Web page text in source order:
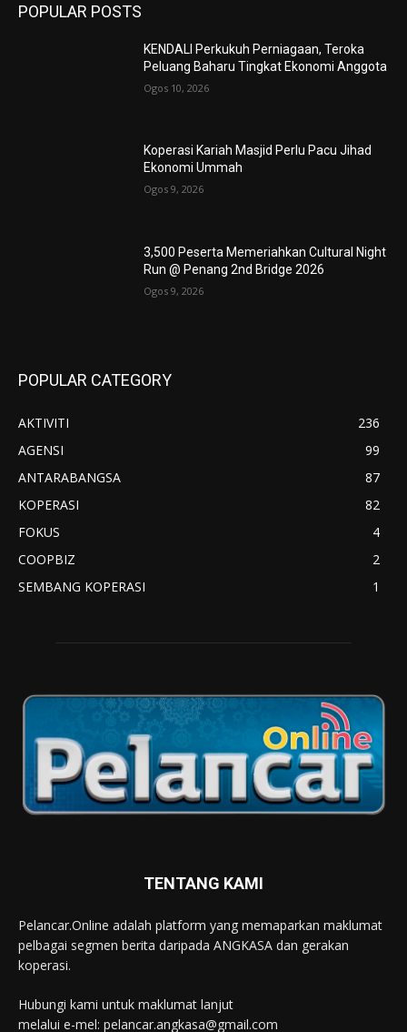
POPULAR POSTS
KENDALI Perkukuh Perniagaan, Teroka
Peluang Baharu Tingkat Ekonomi Anggota
Ogos 10, 2026
Koperasi Kariah Masjid Perlu Pacu Jihad
Ekonomi Ummah
Ogos 9, 2026
3,500 Peserta Memeriahkan Cultural Night
Run @ Penang 2nd Bridge 2026
Ogos 9, 2026
POPULAR CATEGORY
AKTIVITI
236
AGENSI
99
ANTARABANGSA
87
KOPERASI
82
FOKUS
4
COOPBIZ
2
SEMBANG KOPERASI
1
TENTANG KAMI
Pelancar.Online adalah platform yang memaparkan maklumat
pelbagai segmen berita daripada ANGKASA dan gerakan
koperasi.
Hubungi kami untuk maklumat lanjut
melalui e-mel: pelancar.angkasa@gmail.com